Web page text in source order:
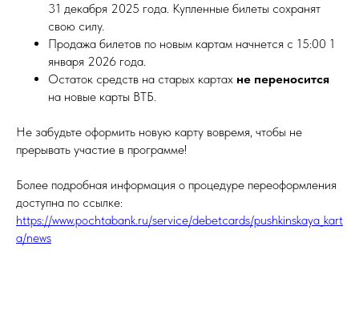
31 декабря 2025 года. Купленные билеты сохранят
свою силу.
Продажа билетов по новым картам начнется с 15:00 1
января 2026 года.
Остаток средств на старых картах не переносится
на новые карты ВТБ.
Не забудьте оформить новую карту вовремя, чтобы не
прерывать участие в программе!
Более подробная информация о процедуре переоформления
доступна по ссылке:
https://www.pochtabank.ru/service/debetcards/pushkinskaya_kart
a/news